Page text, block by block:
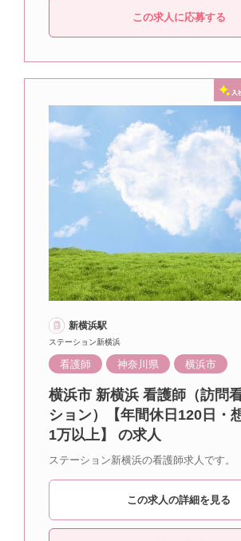
この求人に応募する
新横浜駅
ステーション新横浜
看護師 神奈川県 横浜市
横浜市 新横浜 看護師（訪問
ション）【年間休日120日・
1万以上】 の求人
ステーション新横浜の看護師求人です。
この求人の詳細を見る